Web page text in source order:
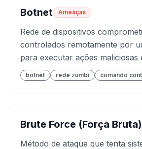
Botnet Ameaças
Rede de dispositivos
controlados remotamente por
para executar ações maliciosas
botnet rede zumbi comando
Brute Force (Força Bruta)
Método de ataque que tenta